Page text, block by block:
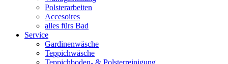
Polsterarbeiten
Accesoires
alles fürs Bad
Service
Gardinenwäsche
Teppichwäsche
Teppichboden- & Polster­­reinigung